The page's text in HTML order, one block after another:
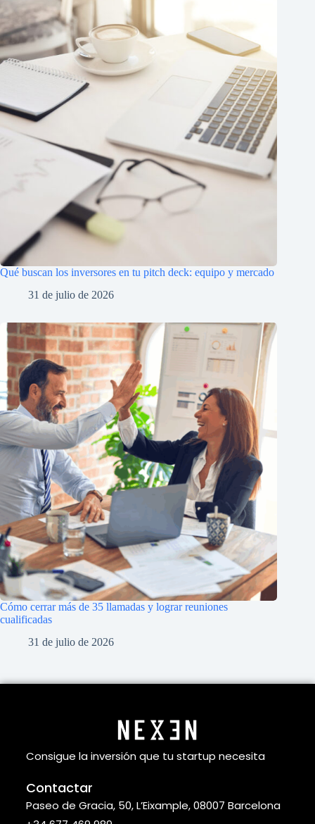
Qué buscan los inversores en tu pitch deck: equipo y mercado
31 de julio de 2026
Cómo cerrar más de 35 llamadas y lograr reuniones
cualificadas
31 de julio de 2026
Consigue la inversión que tu startup necesita
Contactar
Paseo de Gracia, 50, L’Eixample, 08007 Barcelona